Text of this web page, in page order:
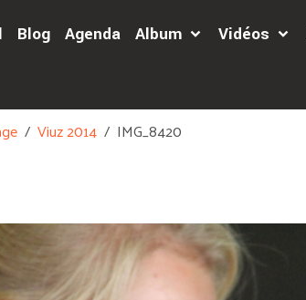
Blog Agenda Album Vidéos
Viuz 2014 IMG_8420